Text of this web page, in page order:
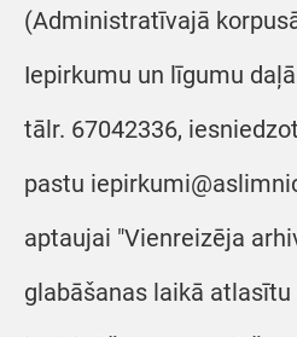
(Administratīvajā
Iepirkumu un līgumu
tālr. 67042336,
pastu
aptaujai "Vienreizēja
glabāšanas laikā